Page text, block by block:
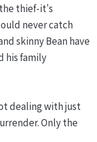
thief-it's
never catch
skinny Bean have
his family
dealing with just
Only the